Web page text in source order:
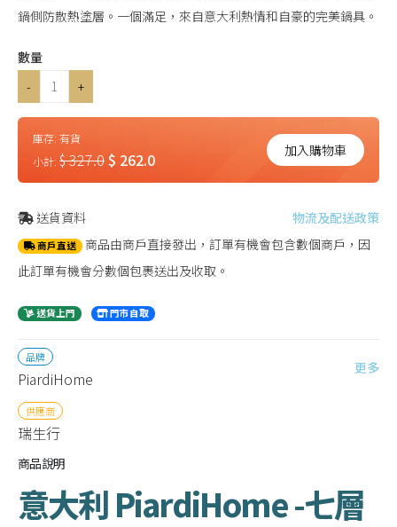
鍋側防散熱塗層。一個滿足，來自意大利熱情和自豪的完美鍋具。
數量
-
+
庫存: 有貨
小計: $ 327.0$ 262.0 加入購物車
送貨資料 物流及配送政策
商戶直送 商品由商戶直接發出，訂單有機會包含數個商戶，因
此訂單有機會分數個包裹送出及收取。
送貨上門 門市自取
品牌
PiardiHome
更多
供應商
瑞生行
商品說明
意大利 PiardiHome -七層